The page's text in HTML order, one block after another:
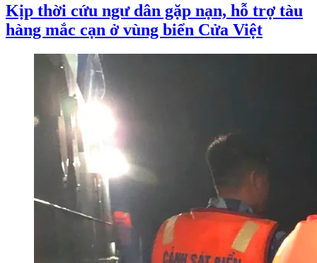
Kịp thời cứu ngư dân gặp nạn, hỗ trợ tàu
hàng mắc cạn ở vùng biển Cửa Việt